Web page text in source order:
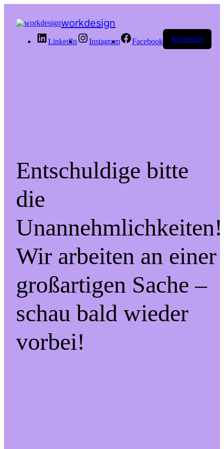
workdesign
LinkedIn Instagram Facebook Anmelden
Entschuldige bitte
die
Unannehmlichkeiten!
Wir arbeiten an einer
großartigen Sache –
schau bald wieder
vorbei!